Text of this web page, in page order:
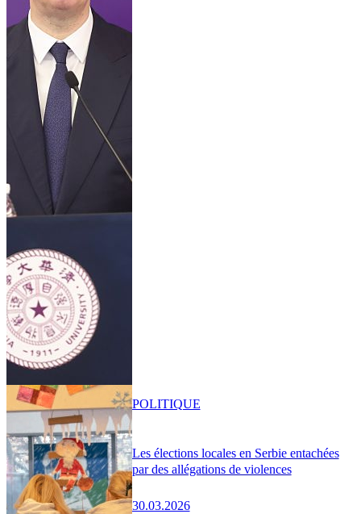
Les élections locales en Serbie entachées
par des allégations de violences
30.03.2026
POLITIQUE